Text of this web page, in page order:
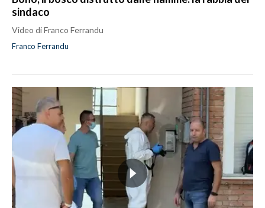
sindaco
Video di Franco Ferrandu
Franco Ferrandu